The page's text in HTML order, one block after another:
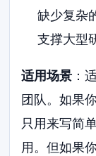
缺少复杂
支撑大型
适用场景 ：
团队。如果
只用来写简
用。但如果